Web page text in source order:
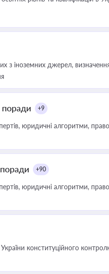
з іноземних джерел,
поради +9
юридичні алгоритми,
+90
юридичні алгоритми,
конституційного